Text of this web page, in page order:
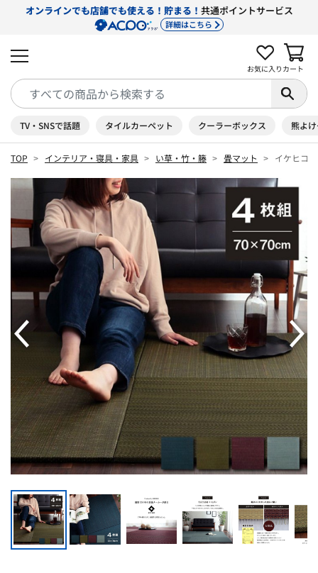
オンラインでも店舗でも使える！貯まる！ 共通ポイントサービス
詳細はこちら
お気に入り カート
TV・SNSで話題 タイルカーペット クーラーボックス 熊よ
TOP インテリア・寝具・家具 い草・竹・籐 畳マット イケヒコ